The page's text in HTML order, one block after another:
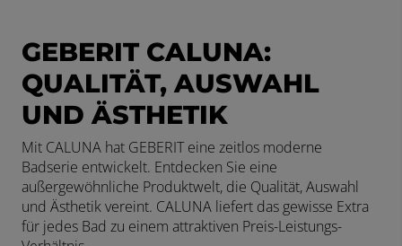
GEBERIT CALUNA:
QUALITÄT, AUSWAHL
UND ÄSTHETIK
Mit CALUNA hat GEBERIT eine zeitlos moderne
Badserie entwickelt. Entdecken Sie eine
außergewöhnliche Produktwelt, die Qualität, Auswahl
und Ästhetik vereint. CALUNA liefert das gewisse Extra
für jedes Bad zu einem attraktiven Preis-Leistungs-